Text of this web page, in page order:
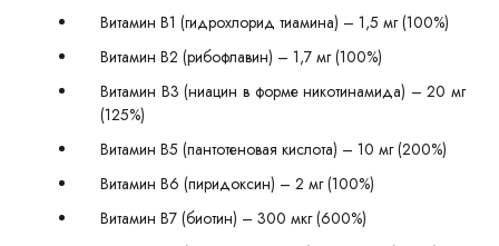
Витамин B1 (гидрохлорид тиамина) – 1,5 мг (100%)
Витамин B2 (рибофлавин) – 1,7 мг (100%)
Витамин B3 (ниацин в форме никотинамида) – 20 мг
(125%)
Витамин B5 (пантотеновая кислота) – 10 мг (200%)
Витамин B6 (пиридоксин) – 2 мг (100%)
Витамин B7 (биотин) – 300 мкг (600%)